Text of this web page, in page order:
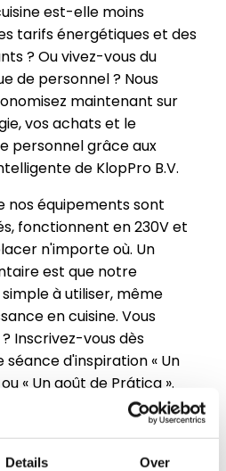
Details Over
est-elle moins
tarifs énergétiques et des
? Ou vivez-vous du
de personnel ? Nous
maintenant sur
vos achats et le
personnel grâce aux
de KlopPro B.V.
nos équipements sont
fonctionnent en 230V et
n'importe où. Un
est que notre
à utiliser, même
en cuisine. Vous
Inscrivez-vous dès
d'inspiration « Un
« Un goût de Prática ».
cuisine intelligente
en cuisine